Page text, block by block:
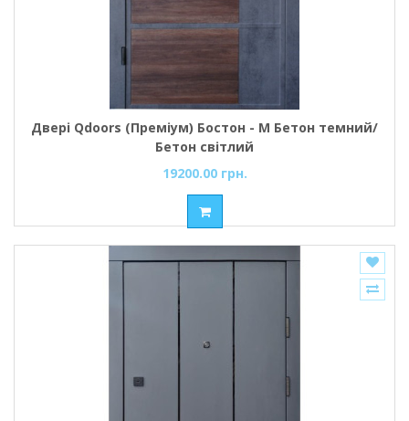
Двері Qdoors (Преміум) Бостон - М Бетон темний/
Бетон світлий
19200.00 грн.